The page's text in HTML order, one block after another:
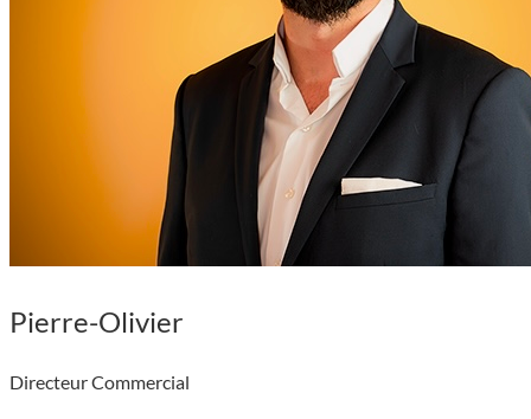
Pierre-Olivier
Directeur Commercial